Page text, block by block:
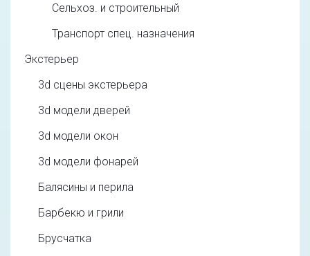
Сельхоз. и строительный
Транспорт спец. назначения
Экстерьер
3d cцены экстерьера
3d модели дверей
3d модели окон
3d модели фонарей
Балясины и перила
Барбекю и грили
Брусчатка